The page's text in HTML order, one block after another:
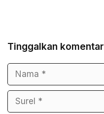
Tinggalkan komentar
Nama
Surel